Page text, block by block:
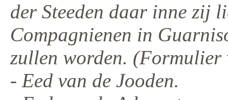
der Steeden daar inne zij
Compagnienen in
zullen worden. (Formulier
- Eed van de Jooden.